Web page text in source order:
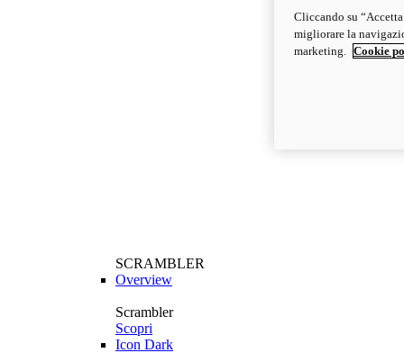
SCRAMBLER
Overview
Scrambler
Scopri
Icon Dark
Cliccando su
migliorare la
marketing.
Cookie